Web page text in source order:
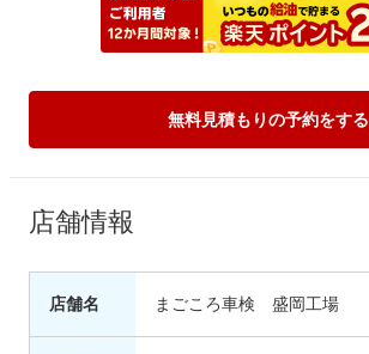
無料見積もりの予約をする
店舗情報
店舗名 まごころ車検 盛岡工場